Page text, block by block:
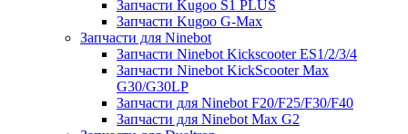
Запчасти Kugoo S1 PLUS
Запчасти Kugoo G-Max
Запчасти для Ninebot
Запчасти Ninebot Kickscooter ES1/2/3/4
Запчасти Ninebot KickScooter Max
G30/G30LP
Запчасти для Ninebot F20/F25/F30/F40
Запчасти для Ninebot Max G2